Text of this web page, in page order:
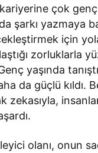
çok
şarkı yazmaya
için yola
zorluklarla
yaşında
da güçlü kıldı.
zekasıyla,
olanı, onun